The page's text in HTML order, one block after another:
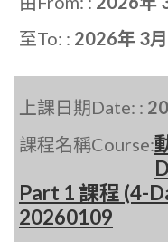
至To: : 2026年 3
上課日期Date: :
課程名稱Course:
Part 1 課程 (4-
20260109